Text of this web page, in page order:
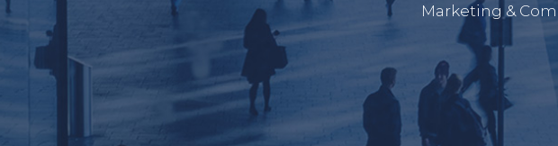
Marketing &